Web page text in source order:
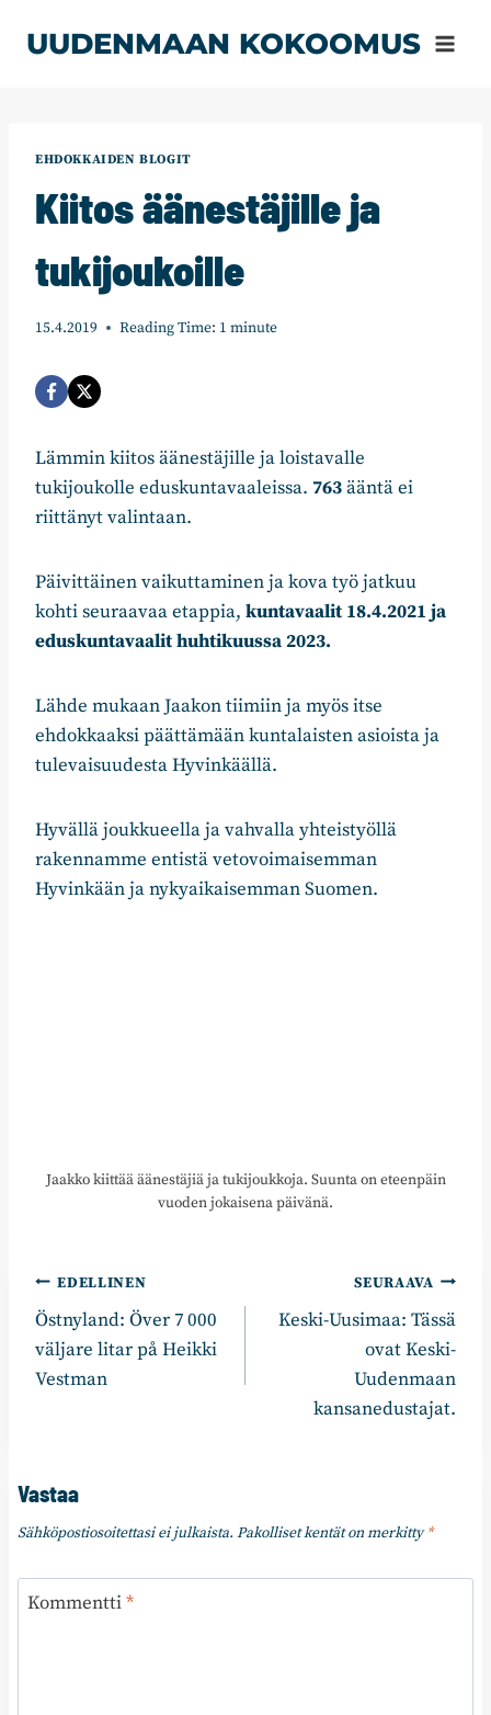
sisältöön
UUDENMAAN KOKOOMUS
EHDOKKAIDEN BLOGIT
Kiitos äänestäjille ja
tukijoukoille
15.4.2019 Reading Time: 1 minute
Lämmin kiitos äänestäjille ja loistavalle
tukijoukolle eduskuntavaaleissa. 763ääntä ei
riittänyt valintaan.
Päivittäinen vaikuttaminen ja kova työ jatkuu
kohti seuraavaa etappia, kuntavaalit 18.4.2021 ja
eduskuntavaalit huhtikuussa 2023.
Lähde mukaan Jaakon tiimiin ja myös itse
ehdokkaaksi päättämään kuntalaisten asioista ja
tulevaisuudesta Hyvinkäällä.
Hyvällä joukkueella ja vahvalla yhteistyöllä
rakennamme entistä vetovoimaisemman
Hyvinkään ja nykyaikaisemman Suomen.
Jaakko kiittää äänestäjiä ja tukijoukkoja. Suunta on eteenpäin
vuoden jokaisena päivänä.
Artikkelien
selaus
EDELLINEN
Östnyland: Över 7 000
väljare litar på Heikki
Vestman
SEURAAVA
Keski-Uusimaa: Tässä
ovat Keski-
Uudenmaan
kansanedustajat.
Vastaa
Sähköpostiosoitettasi ei julkaista. Pakolliset kentät on merkitty*
Kommentti*